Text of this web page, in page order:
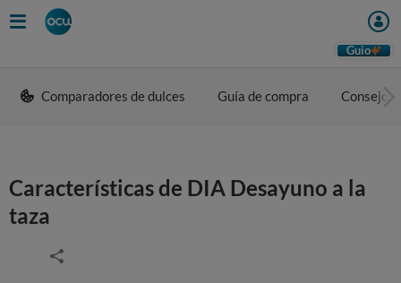
Guio
Comparadores de dulces Guía de compra Consejos
Características de DIA Desayuno a la
taza